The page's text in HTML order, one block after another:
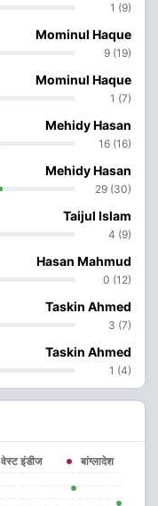
1 (9)
Mominul Haque
9 (19)
Mominul Haque
1 (7)
Mehidy Hasan
16 (16)
Mehidy Hasan
29 (30)
Taijul Islam
4 (9)
Hasan Mahmud
0 (12)
Taskin Ahmed
3 (7)
Taskin Ahmed
1 (4)
वेस्ट इंडीज बांग्लादेश